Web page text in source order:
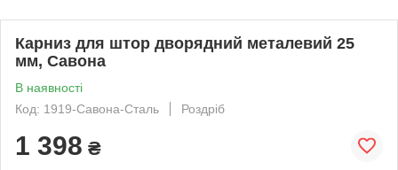
Карниз для штор дворядний металевий 25
мм, Савона
В наявності
Код: 1919-Савона-Сталь
Роздріб
1 398 ₴